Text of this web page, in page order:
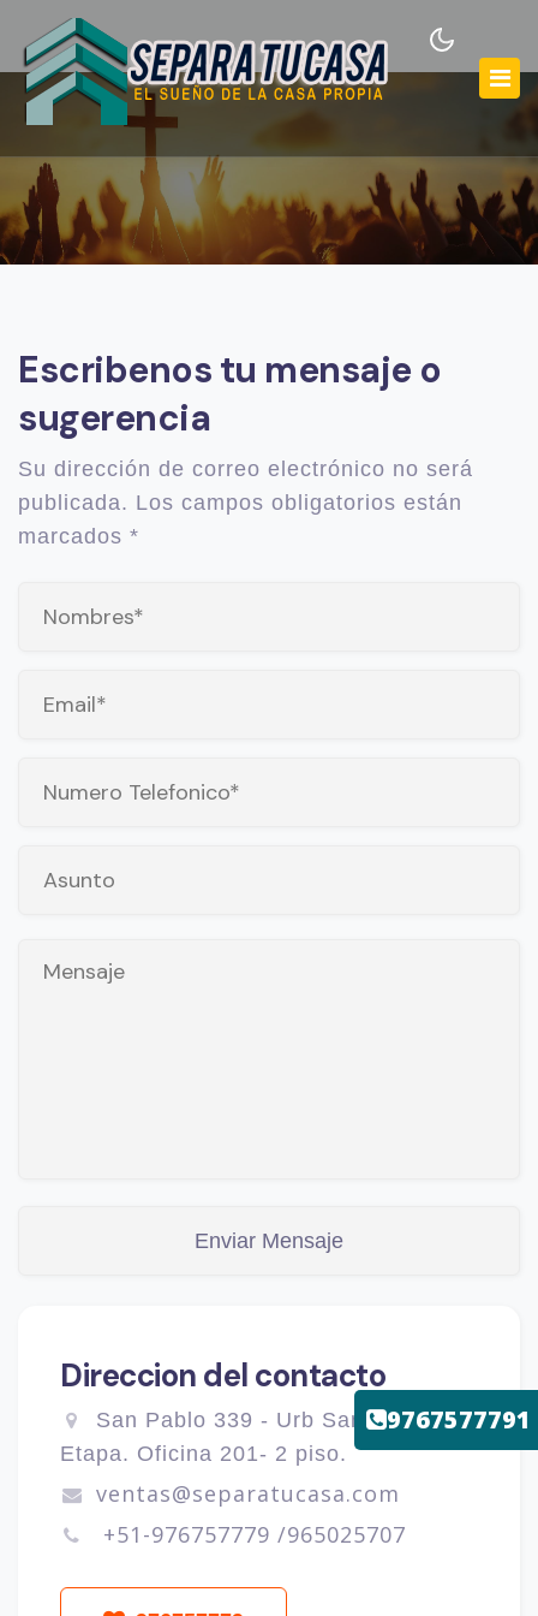
9767577791
Escribenos tu mensaje o
sugerencia
Su dirección de correo electrónico no será
publicada. Los campos obligatorios están
marcados *
Direccion del contacto
San Pablo 339 - Urb San Andres 3
Etapa. Oficina 201- 2 piso.
ventas@separatucasa.com
+51-976757779 /965025707